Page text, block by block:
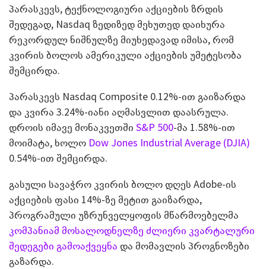
პარასკევს, ტექნოლოგიური აქციების ზრდის
შედეგად, Nasdaq ზედიზედ მეხუთედ დაიხურა
რეკორდულ ნიშნულზე მიუხედავად იმისა, რომ
კვირის ბოლოს ამერიკული აქციების უმეტესობა
შემცირდა.
პარასკევს Nasdaq Composite 0.12%-ით გაიზარდა
და კვირა 3.24%-იანი აღმასვლით დაასრულა.
დროის იმავე მონაკვეთში S&P 500-მა 1.58%-ით
მოიმატა, ხოლო Dow Jones Industrial Average (DJIA)
0.54%-ით შემცირდა.
გასული სავაჭრო კვირის ბოლო დღეს Adobe-ის
აქციების ფასი 14%-ზე მეტით გაიზარდა,
პროგრამული უზრუნველყოფის მწარმოებელმა
კომპანიამ მოსალოდნელზე ძლიერი კვარტალური
შედეგები გამოაქვეყნა და მომავლის პროგნოზები
გაზარდა.